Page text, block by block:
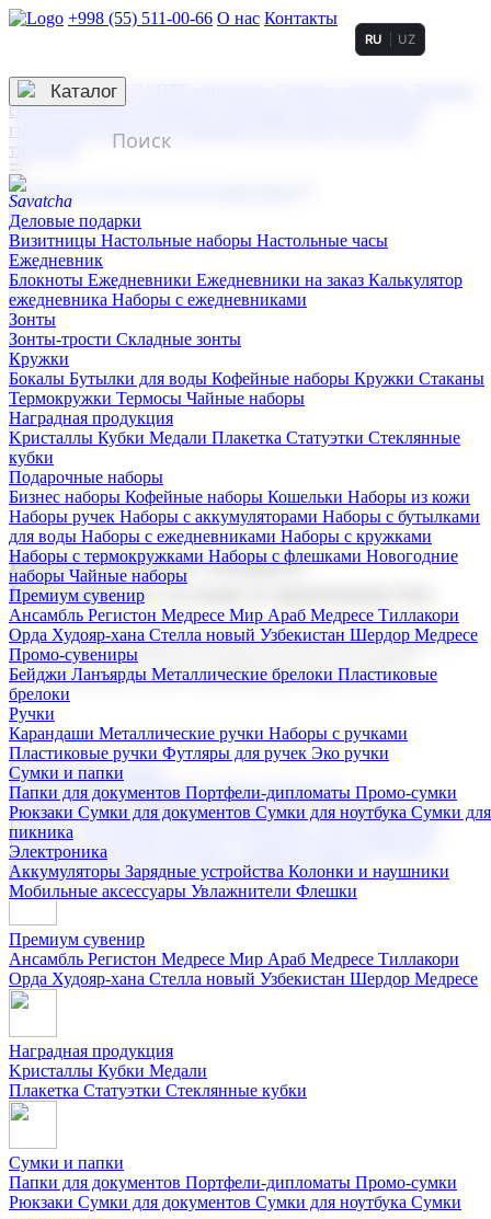
+998 (55) 511-00-66 О нас Контакты
3D гравировка
смолой (Doming)
гравировка твердая
тиснение
RU UZ
☰
Контакты
Каталог
Деловые подарки
Визитницы Настольные наборы Настольные часы
Ежедневник
Блокноты Ежедневники Ежедневники на заказ Калькулятор
ежедневника Наборы с ежедневниками
Зонты
Зонты-трости Складные зонты
Кружки
Бокалы Бутылки для воды Кофейные наборы Кружки Стаканы
Термокружки Термосы Чайные наборы
Наградная продукция
Kристаллы Кубки Медали Плакетка Статуэтки Стеклянные
кубки
Подарочные наборы
Бизнес наборы Кофейные наборы Кошельки Наборы из кожи
Наборы ручек Наборы с аккумуляторами Наборы с бутылками
для воды Наборы с ежедневниками Наборы с кружками
Наборы с термокружками Наборы с флешками Новогодние
наборы Чайные наборы
Премиум сувенир
Ансамбль Регистон Медресе Мир Араб Медресе Тиллакори
Орда Худояр-хана Стелла новый Узбекистан Шердор Медресе
Промо-сувениры
Бейджи Ланъярды Металлические брелоки Пластиковые
брелоки
Ручки
Карандаши Металлические ручки Наборы с ручками
Пластиковые ручки Футляры для ручек Эко ручки
Сумки и папки
Папки для документов Портфели-дипломаты Промо-сумки
Рюкзаки Сумки для документов Сумки для ноутбука Сумки для
пикника
Электроника
Аккумуляторы Зарядные устройства Колонки и наушники
Мобильные аксессуары Увлажнители Флешки
Корпоративные подарки
Поставка со склада и производство
Мы предлагаем широкий выбор корпоративных подарков и
сувениров с логотипом. В нашем каталоге вы найдете
продукцию для бизнеса, мероприятия и клиентов.
Подарочные наборы
Бизнес наборыКофейные наборы Кошельки
Наборы из кожиНаборы ручекНаборы с аккумуляторами
Наборы с бутылками для воды
Наборы с ежедневниками
Наборы с кружками
флешкамиНовогодние наборыЧайные наборы
Премиум сувенир
Ансамбль Регистон Медресе Мир Араб Медресе Тиллакори
Орда Худояр-хана Стелла новый Узбекистан Шердор Медресе
Наградная продукция
Kристаллы Кубки Медали
Плакетка Статуэтки Стеклянные кубки
Сумки и папки
Папки для документов Портфели-дипломаты Промо-сумки
Рюкзаки Сумки для документов Сумки для ноутбука Сумки